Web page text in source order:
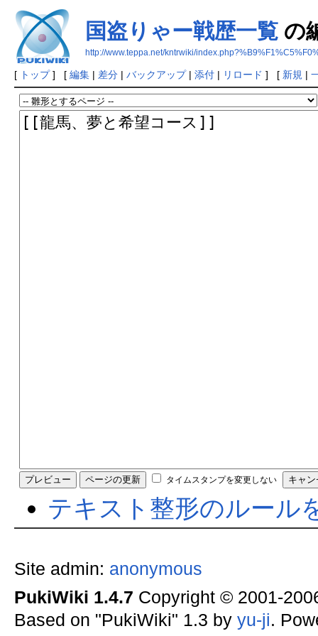
国盗りゃー戦歴一覧の
http://www.teppa.net/kntrwiki/
[ トップ] [ 編集| 差分| バックアップ| 添付| リロード ] [ 新規 |
タイムスタンプを変更しない
テキスト整形のルール
Site admin: anonymous
PukiWiki 1.4.7 Copyright © 2001-
Based on "PukiWiki" 1.3 by yu-ji.